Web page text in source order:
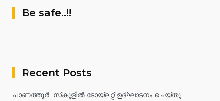
Be safe..!!
Recent Posts
പാണത്തൂർ സ്‌കൂളിൽ ടോയ്ലറ്റ് ഉദ്ഘാടനം ചെയ്തു